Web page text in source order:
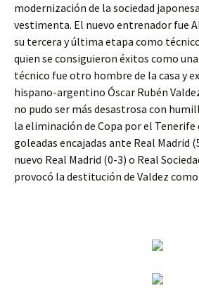
modernización de la sociedad
vestimenta. El nuevo entrenador fue
su tercera y última etapa como
quien se consiguieron éxitos como una
técnico fue otro hombre de la casa y
hispano-argentino Óscar Rubén
no pudo ser más desastrosa con
la eliminación de Copa por el Tenerife
goleadas encajadas ante Real Madrid
nuevo Real Madrid (0-3) o Real
provocó la destitución de Valdez